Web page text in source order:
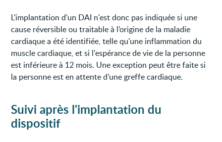
L'implantation d'un DAI n'est donc pas indiquée si une
cause réversible ou traitable à l’origine de la maladie
cardiaque a été identifiée, telle qu'une inflammation du
muscle cardiaque, et si l'espérance de vie de la personne
est inférieure à 12 mois. Une exception peut être faite si
la personne est en attente d’une greffe cardiaque.
Suivi après l'implantation du
dispositif